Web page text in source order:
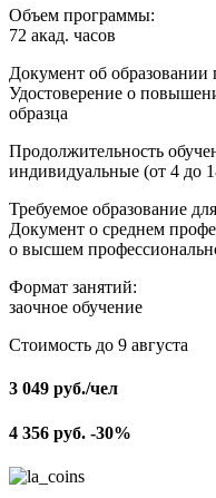
Объем программы:
72 акад. часов
Документ об
Удостоверение о
образца
Продолжительность
индивидуальные (от 4 до
Требуемое образование
Документ о среднем
о высшем
Формат занятий:
заочное обучение
Стоимость до 9 августа
3 049 руб./чел
4 356 руб. -30%